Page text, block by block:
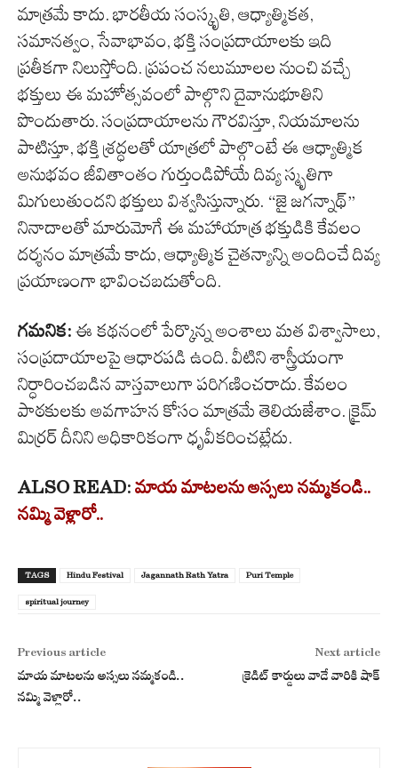
మాత్రమే కాదు. భారతీయ సంస్కృతి, ఆధ్యాత్మికత,
సమానత్వం, సేవాభావం, భక్తి సంప్రదాయాలకు ఇది
ప్రతీకగా నిలుస్తోంది. ప్రపంచ నలుమూలల నుంచి వచ్చే
భక్తులు ఈ మహోత్సవంలో పాల్గొని దైవానుభూతిని
పొందుతారు. సంప్రదాయాలను గౌరవిస్తూ, నియమాలను
పాటిస్తూ, భక్తి శ్రద్ధలతో యాత్రలో పాల్గొంటే ఈ ఆధ్యాత్మిక
అనుభవం జీవితాంతం గుర్తుండిపోయే దివ్య స్మృతిగా
మిగులుతుందని భక్తులు విశ్వసిస్తున్నారు. “జై జగన్నాథ్”
నినాదాలతో మారుమోగే ఈ మహాయాత్ర భక్తుడికి కేవలం
దర్శనం మాత్రమే కాదు, ఆధ్యాత్మిక చైతన్యాన్ని అందించే దివ్య
ప్రయాణంగా భావించబడుతోంది.
గమనిక: ఈ కథనంలో పేర్కొన్న అంశాలు మత విశ్వాసాలు,
సంప్రదాయాలపై ఆధారపడి ఉంది. వీటిని శాస్త్రీయంగా
నిర్ధారించబడిన వాస్తవాలుగా పరిగణించరాదు. కేవలం
పాఠకులకు అవగాహన కోసం మాత్రమే తెలియజేశాం. క్రైమ్
మిర్రర్ దీనిని అధికారికంగా ధృవీకరించట్లేదు.
ALSO READ: మాయ మాటలను అస్సలు నమ్మకండి..
నమ్మి వెళ్లారో..
TAGS Hindu Festival Jagannath Rath Yatra Puri Temple
spiritual journey
Previous article
మాయ మాటలను అస్సలు నమ్మకండి..
నమ్మి వెళ్లారో..
Next article
క్రెడిట్ కార్డులు వాడే వారికి షాక్